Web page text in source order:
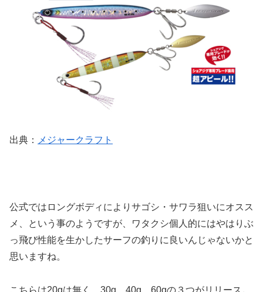
出典： メジャークラフト
公式ではロングボディによりサゴシ・サワラ狙いにオスス
メ、という事のようですが、ワタクシ個人的にはやはりぶ
っ飛び性能を生かしたサーフの釣りに良いんじゃないかと
思いますね。
こちらは20gは無く、30g、40g、60gの３つがリリース。